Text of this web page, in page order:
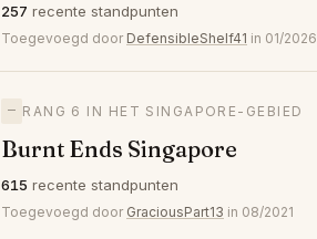
257 recente standpunten
Toegevoegd door DefensibleShelf41 in 01/2026
— RANG 6 IN HET SINGAPORE-GEBIED
Burnt Ends Singapore
615 recente standpunten
Toegevoegd door GraciousPart13 in 08/2021